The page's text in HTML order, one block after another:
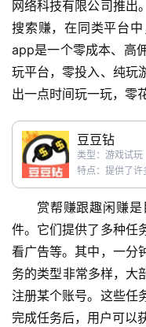
首
页
挖
赚
简
手
赚
A
P
登录
网络科技有限公司推出
搜索赚，在同类平台
app是一个零成本、高
玩平台，零投入、纯玩
出一点时间玩一玩，零
豆豆钻
类型：游戏试玩
特点：提供了
赏帮赚跟趣闲赚
件。它们提供了多种任
看广告等。其中，一分
务的类型非常多样，大
注册某个账号。这些任
完成任务后，用户可以